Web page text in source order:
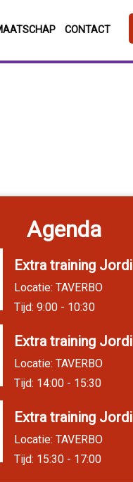
CONTACT
Agenda
Extra training Jordi
Locatie: TAVERBO
Tijd: 9:00 - 10:30
Extra training Jordi
Locatie: TAVERBO
Tijd: 14:00 - 15:30
Extra training Jordi
Locatie: TAVERBO
Tijd: 15:30 - 17:00